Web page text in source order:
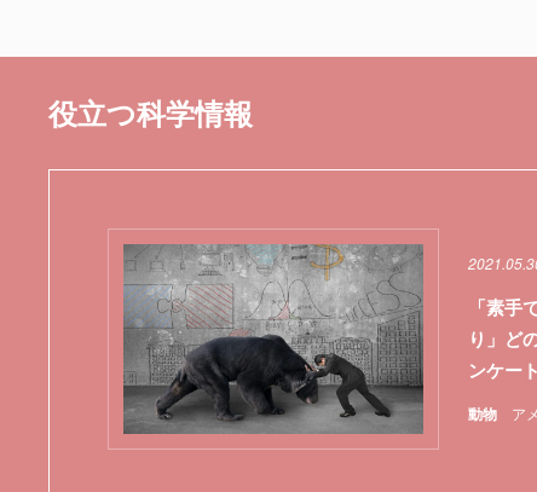
役立つ科学情報
動物 ア
「素手
り」ど
ンケー